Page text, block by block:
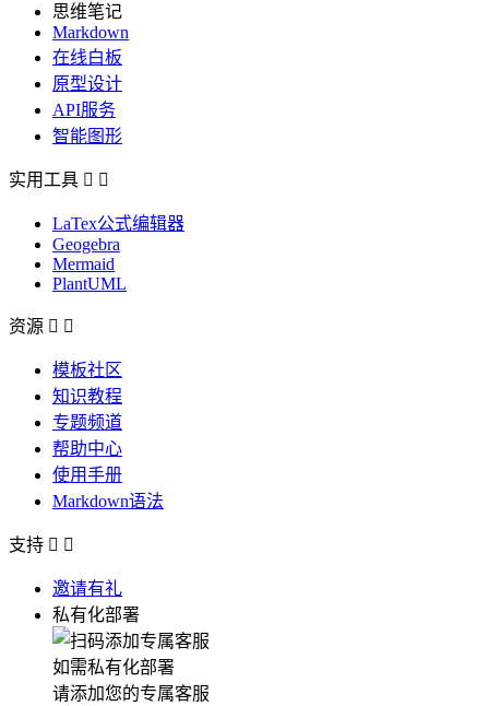
思维笔记
Markdown
在线白板
原型设计
API服务
智能图形
实用工具  
LaTex公式编辑器
Geogebra
Mermaid
PlantUML
资源  
模板社区
知识教程
专题频道
帮助中心
使用手册
Markdown语法
支持  
邀请有礼
私有化部署
如需私有化部署
请添加您的专属客服